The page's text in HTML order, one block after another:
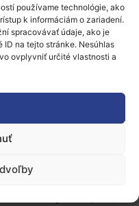
používame technológie, ako
k informáciám o zariadení.
spracovávať údaje, ako je
ID na tejto stránke. Nesúhlas
ovplyvniť určité vlastnosti a